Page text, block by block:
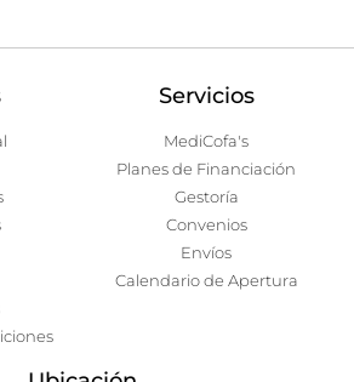
Servicios
MediCofa's
Planes de Financiación
Gestoría
Convenios
Envíos
Calendario de Apertura